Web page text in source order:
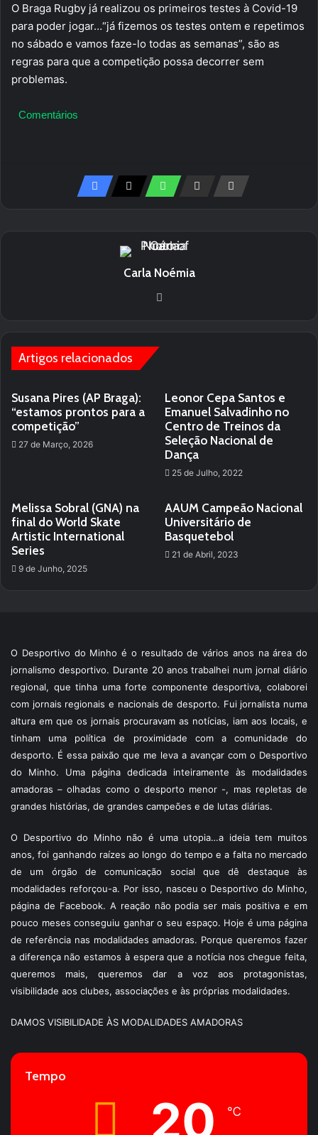
O Braga Rugby já realizou os primeiros testes à Covid-19
para poder jogar…“já fizemos os testes ontem e repetimos
no sábado e vamos faze-lo todas as semanas”, são as
regras para que a competição possa decorrer sem
problemas.
Comentários
Carla Noémia
Artigos relacionados
Susana Pires (AP Braga):
“estamos prontos para a
competição”
27 de Março, 2026
Leonor Cepa Santos e
Emanuel Salvadinho no
Centro de Treinos da
Seleção Nacional de
Dança
25 de Julho, 2022
Melissa Sobral (GNA) na
final do World Skate
Artistic International
Series
9 de Junho, 2025
AAUM Campeão Nacional
Universitário de
Basquetebol
21 de Abril, 2023
O Desportivo do Minho é o resultado de vários anos na área do
jornalismo desportivo. Durante 20 anos trabalhei num jornal diário
regional, que tinha uma forte componente desportiva, colaborei
com jornais regionais e nacionais de desporto. Fui jornalista numa
altura em que os jornais procuravam as notícias, iam aos locais, e
tinham uma política de proximidade com a comunidade do
desporto. É essa paixão que me leva a avançar com o Desportivo
do Minho. Uma página dedicada inteiramente às modalidades
amadoras – olhadas como o desporto menor -, mas repletas de
grandes histórias, de grandes campeões e de lutas diárias.
O Desportivo do Minho não é uma utopia…a ideia tem muitos
anos, foi ganhando raízes ao longo do tempo e a falta no mercado
de um órgão de comunicação social que dê destaque às
modalidades reforçou-a. Por isso, nasceu o Desportivo do Minho,
página de Facebook. A reação não podia ser mais positiva e em
pouco meses conseguiu ganhar o seu espaço. Hoje é uma página
de referência nas modalidades amadoras. Porque queremos fazer
a diferença não estamos à espera que a notícia nos chegue feita,
queremos mais, queremos dar a voz aos protagonistas,
visibilidade aos clubes, associações e às próprias modalidades.
DAMOS VISIBILIDADE ÀS MODALIDADES AMADORAS
Tempo
20 ℃